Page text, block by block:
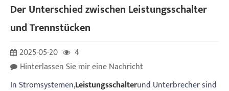
Der Unterschied zwischen Leistungsschalter
und Trennstücken
2025-05-20
4
Hinterlassen Sie mir eine Nachricht
In Stromsystemen,Leistungsschalterund Unterbrecher sind